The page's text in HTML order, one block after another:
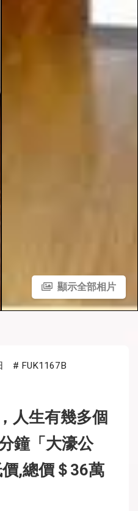
顯示全部相片
# FUK1167B
人生有幾多個
鐘「大濠公
,總價＄36萬